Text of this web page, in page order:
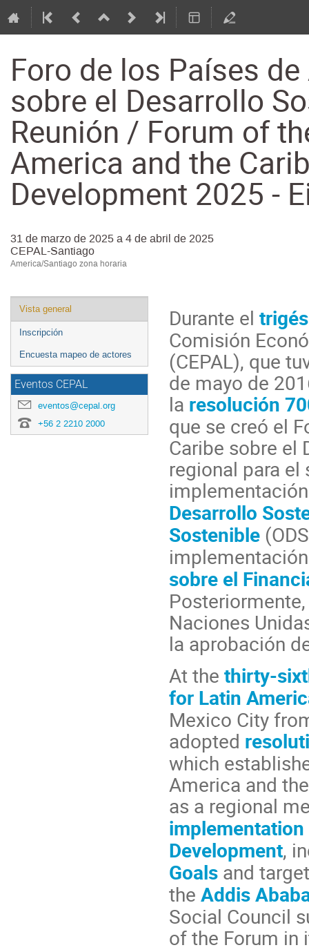
Foro de los Países
sobre el Desarrollo
Reunión / Forum of
America and the
Development 2025 -
31 de marzo de 2025 a 4 de abril de 2025
CEPAL-Santiago
America/Santiago zona horaria
Event
menu
Vista general
Inscripción
Encuesta mapeo de actores
Eventos CEPAL
eventos@cepal.org
+56 2 2210 2000
Durante el
Comisión
(CEPAL), que
de mayo de
la resolución
que se creó el
Caribe sobre el
regional para
Desarrollo
Sostenible
sobre el
Naciones
la aprobación
At the thirty-
for Latin
Mexico City
adopted
which
America and
as a regional
Development,
Goals and
the Addis
Social Council
of the Forum